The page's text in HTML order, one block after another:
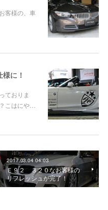
客様の、車
に！
ておりま
こはにや…
2017.03.04 04:03
Ｅ９２ ３２０なお客様の
リフレッシュが完了！